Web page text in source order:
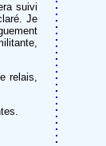
suivi
Je
relais,